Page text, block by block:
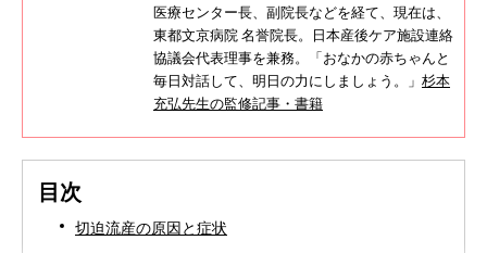
医療センター長、副院長などを経て、現在は、
東都文京病院 名誉院長。日本産後ケア施設連絡
協議会代表理事を兼務。「おなかの赤ちゃんと
毎日対話して、明日の力にしましょう。」 杉本
充弘先生の監修記事・書籍
目次
切迫流産の原因と症状